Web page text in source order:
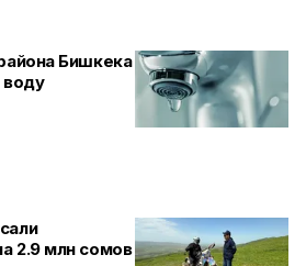
Бишкека
воду
2.9 млн сомов